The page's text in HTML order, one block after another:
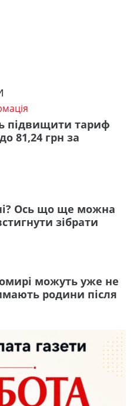
підвищити тариф
81,24 грн за
Ось що ще можна
зібрати
можуть уже не
родини після